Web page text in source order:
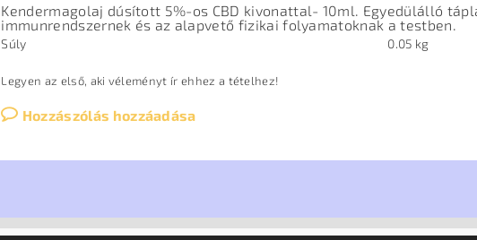
Kendermagolaj dúsított 5%-os CBD kivonattal- 10ml. Egyedülálló
immunrendszernek és az alapvető fizikai folyamatoknak a testben.
Súly 0.05 kg
Legyen az első, aki véleményt ír ehhez a tételhez!
Hozzászólás hozzáadása